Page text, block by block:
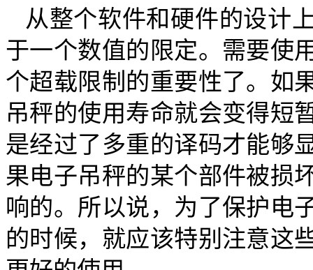
从整个软件和硬件的设计
于一个数值的限定。需要使
个超载限制的重要性了。如
吊秤的使用寿命就会变得短
是经过了多重的译码才能够
果电子吊秤的某个部件被损
响的。所以说，为了保护电
的时候，就应该特别注意这